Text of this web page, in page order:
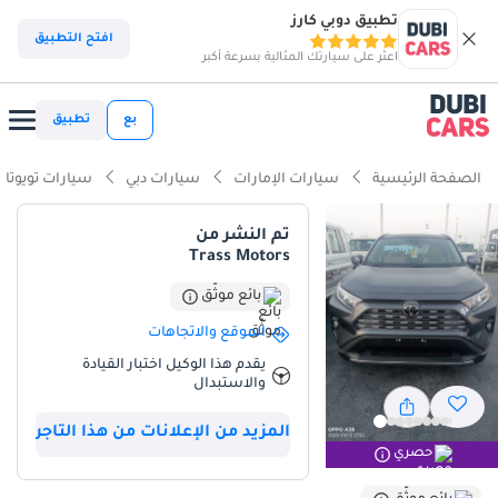
تطبيق دوبي كارز
اعثر على سيارتك المثالية بسرعة أكبر
افتح التطبيق
بع تطبيق
الصفحة الرئيسية سيارات الإمارات سيارات دبي سيارات تويوتا
حصري
تم النشر من
Trass Motors
بائع موثّق
الموقع والاتجاهات
يقدم هذا الوكيل اختبار القيادة
والاستبدال
المزيد من الإعلانات من هذا التاجر
ذكاء دوبي كارز
ذكاء دوبيكارز
أقل معدل استهلاك في فئته
تصنيف السلامة 5 نجوم من NCAP
أفضل اقتصاد في استهلاك الوقود في فئته
ملخص
والاقتصادية المتاحة للمشترين في دول مجلس التعاون الخليجي. فهي من
أحدث الموديلات بمواصفات دول مجلس التعاون الخليجي المرغوبة، ما يتيح
الحصول عليها فورًا دون قوائم الانتظار المعتادة لدى وكالات السيارات